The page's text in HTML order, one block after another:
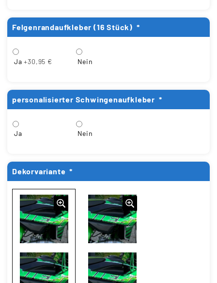
Felgenrandaufkleber (16 Stück) *
Ja +30,95 € Nein
personalisierter Schwingenaufkleber *
Ja Nein
Dekorvariante *